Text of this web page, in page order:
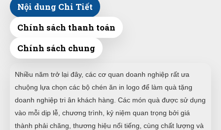
Nội dung Chi Tiết
Chính sách thanh toán
Chính sách chung
Nhiều năm trở lại đây, các cơ quan doanh nghiệp rất ưa
chuộng lựa chọn các bộ chén ăn in logo để làm quà tặng
doanh nghiệp tri ân khách hàng. Các món quà được sử dụng
vào mỗi dịp lễ, chương trình, kỷ niệm quan trọng bởi giá
thành phải chăng, thương hiệu nổi tiếng, cùng chất lượng và